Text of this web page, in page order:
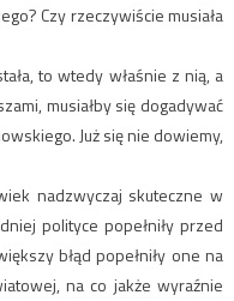
Czy rzeczywiście musiała
to wtedy właśnie z nią, a
musiałby się dogadywać
Już się nie dowiemy,
nadzwyczaj skuteczne w
polityce popełniły przed
błąd popełniły one na
na co jakże wyraźnie